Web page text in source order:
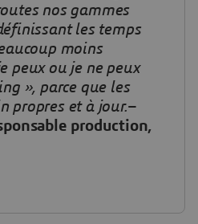
nos gammes
les temps
moins
peux ou je ne peux
», parce que les
propres et à jour.–
production,